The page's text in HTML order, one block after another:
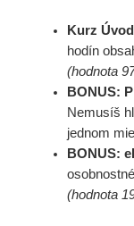
Kurz
hodín
(hodnota
BONUS:
Nemusíš
jednom
BONUS:
(hodnota